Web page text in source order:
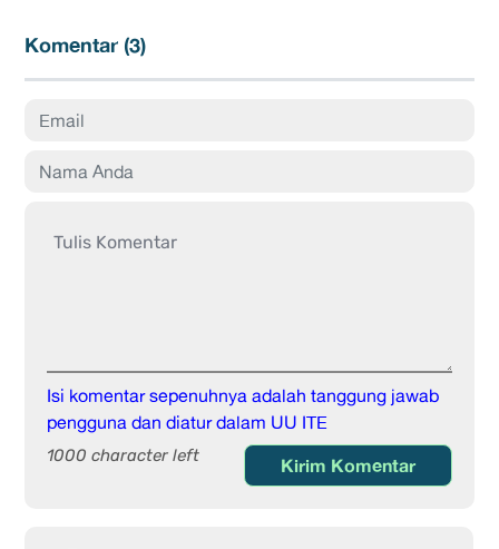
Komentar (3)
Isi komentar sepenuhnya adalah tanggung jawab
pengguna dan diatur dalam UU ITE
1000 character left Kirim Komentar